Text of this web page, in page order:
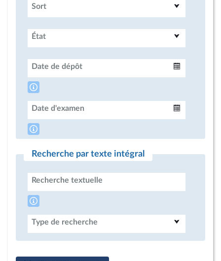
Sort
État
Date de dépôt
Date d'examen
Recherche par texte intégral
Recherche textuelle
Type de recherche